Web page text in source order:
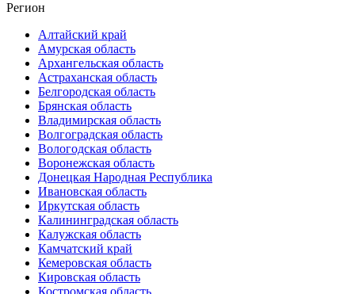
Регион
Алтайский край
Амурская область
Архангельская область
Астраханская область
Белгородская область
Брянская область
Владимирская область
Волгоградская область
Вологодская область
Воронежская область
Донецкая Народная Республика
Ивановская область
Иркутская область
Калининградская область
Калужская область
Камчатский край
Кемеровская область
Кировская область
Костромская область